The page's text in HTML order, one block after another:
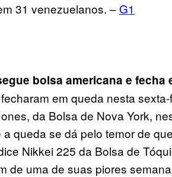
31 venezuelanos. – G1
bolsa americana e fecha
em queda nesta
da Bolsa de Nova York,
queda se dá pelo temor de
Nikkei 225 da Bolsa de
de uma de suas piores